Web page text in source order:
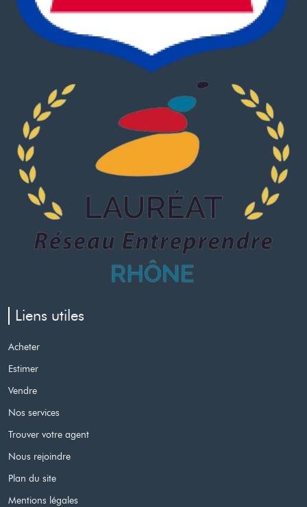
Liens utiles
Acheter
Estimer
Vendre
Nos services
Trouver votre agent
Nous rejoindre
Plan du site
Mentions légales